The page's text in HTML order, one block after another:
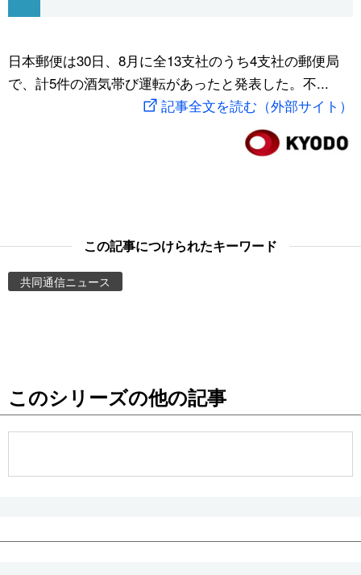
社会
文化
旅と暮らし
動画/Live
Images
People
公式SNS
暮らし
スポーツ・東京2020
日本郵便は30日、8月に全13支社のうち4支社の郵便局
で、計5件の酒気帯び運転があったと発表した。不...
記事全文を読む（外部サイト）
この記事につけられたキーワード
共同通信ニュース
このシリーズの他の記事